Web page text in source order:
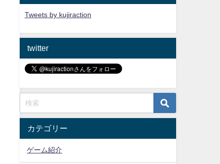
Tweets by kujiraction
twitter
カテゴリー
ゲーム紹介